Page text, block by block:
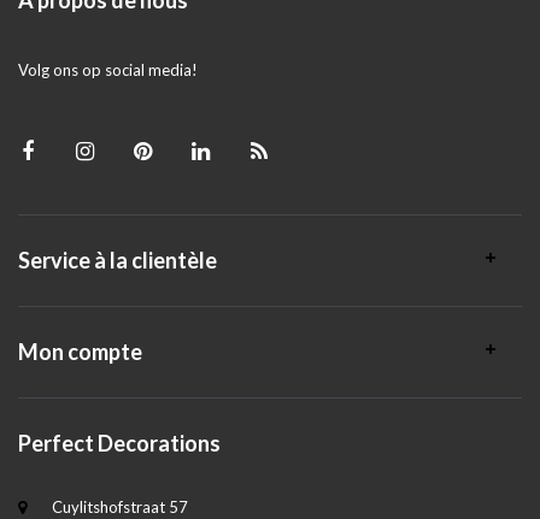
Volg ons op social media!
Service à la clientèle
Mon compte
Perfect Decorations
Cuylitshofstraat 57